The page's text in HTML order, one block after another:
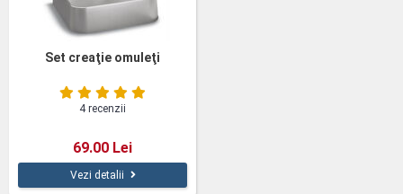
Set creaţie omuleţi
4 recenzii
69.00 Lei
Vezi detalii